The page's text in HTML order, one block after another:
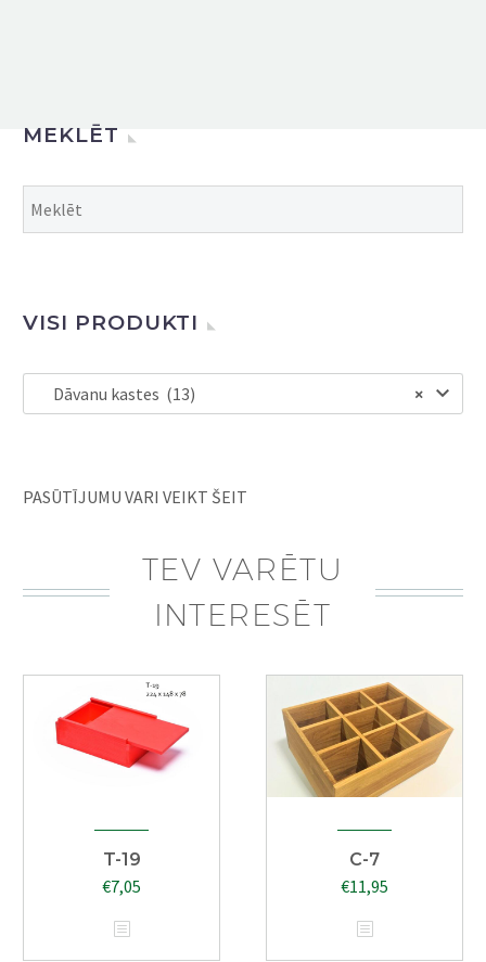
MEKLĒT
VISI PRODUKTI
×
Dāvanu kastes (13)
PASŪTĪJUMU VARI VEIKT ŠEIT
TEV VARĒTU
INTERESĒT
T-19
€7,05
C-7
€11,95